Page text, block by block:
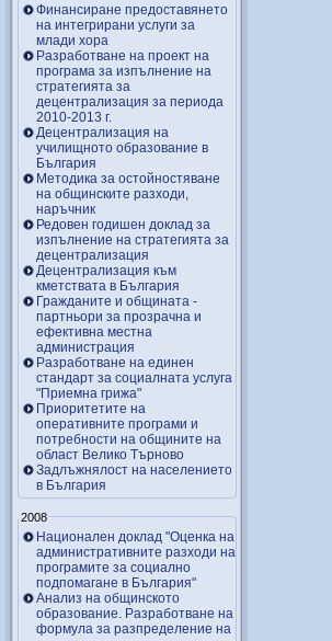
Финансиране предоставянето
на интегрирани услуги за
млади хора
Разработване на проект на
програма за изпълнение на
стратегията за
децентрализация за периода
2010-2013 г.
Децентрализация на
училищното образование в
България
Методика за остойностяване
на общинските разходи,
наръчник
Редовен годишен доклад за
изпълнение на стратегията за
децентрализация
Децентрализация към
кметствата в България
Гражданите и общината -
партньори за прозрачна и
ефективна местна
администрация
Разработване на единен
стандарт за социалната услуга
"Приемна грижа"
Приоритетите на
оперативните програми и
потребности на общините на
област Велико Търново
Задлъжнялост на населението
в България
2008
Национален доклад "Оценка на
административните разходи на
програмите за социално
подпомагане в България"
Анализ на общинското
образование. Разработване на
формула за разпределение на